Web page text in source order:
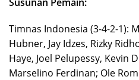
Timnas Indonesia (3-4-2-1):
Hubner, Jay Idzes, Rizky
Haye, Joel Pelupessy, Kevin
Marselino Ferdinan; Ole